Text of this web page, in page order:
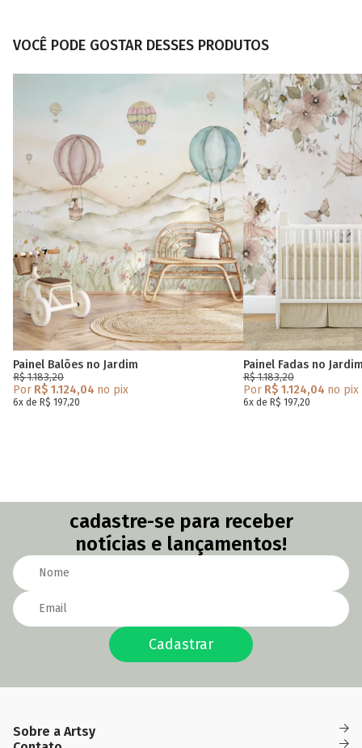
VOCÊ PODE GOSTAR DESSES PRODUTOS
Painel Balões no Jardim
R$ 1.183,20
Por R$ 1.124,04 no pix
6x de R$ 197,20
Painel Fadas no
R$ 1.183,20
PorR$ 1.124,04 no pix
6x de R$ 197,20
cadastre-se para receber
notícias e lançamentos!
Cadastrar
Sobre a Artsy
(82)
(82)